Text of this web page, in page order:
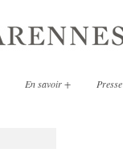
En savoir + Presse